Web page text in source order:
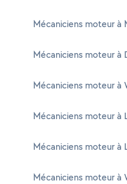
Mécaniciens moteur à
Mécaniciens moteur à
Mécaniciens moteur à
Mécaniciens moteur à
Mécaniciens moteur à
Mécaniciens moteur à